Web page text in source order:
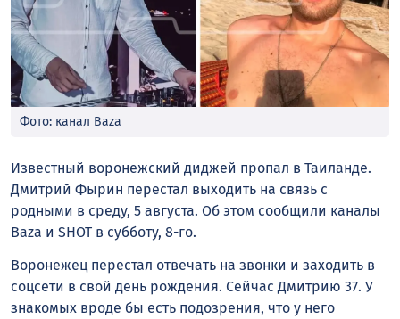
Фото: канал Baza
Известный воронежский диджей пропал в Таиланде.
Дмитрий Фырин перестал выходить на связь с
родными в среду, 5 августа. Об этом сообщили каналы
Baza и SHOT в субботу, 8-го.
Воронежец перестал отвечать на звонки и заходить в
соцсети в свой день рождения. Сейчас Дмитрию 37. У
знакомых вроде бы есть подозрения, что у него